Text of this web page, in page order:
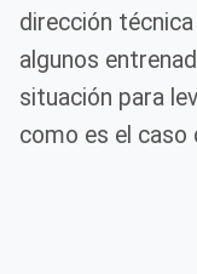
dirección
algunos
situación para
como es el caso